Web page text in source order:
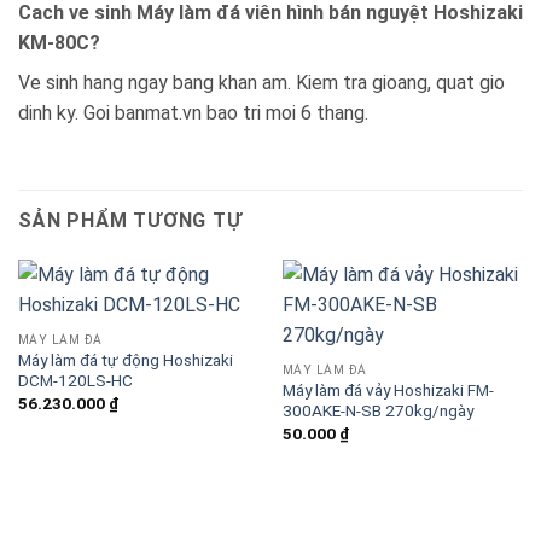
Cach ve sinh Máy làm đá viên hình bán nguyệt Hoshizaki
KM-80C?
Ve sinh hang ngay bang khan am. Kiem tra gioang, quat gio
dinh ky. Goi banmat.vn bao tri moi 6 thang.
SẢN PHẨM TƯƠNG TỰ
MÁY LÀM ĐÁ
Máy làm đá tự động Hoshizaki
DCM-120LS-HC
56.230.000 ₫
MÁY LÀM ĐÁ
Máy làm đá vảy Hoshizaki FM-
300AKE-N-SB 270kg/ngày
50.000 ₫